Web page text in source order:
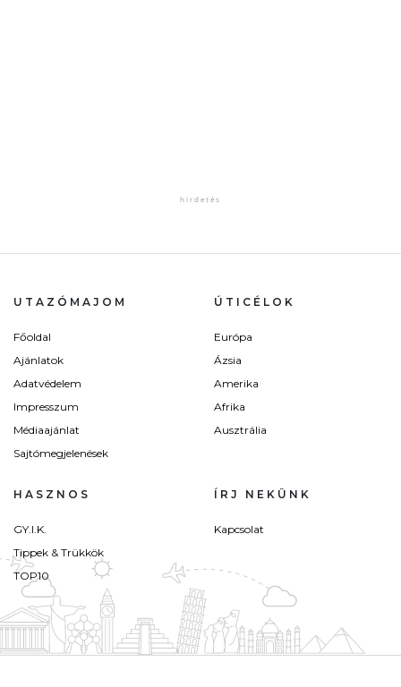
UTAZÓMAJOM
Főoldal
Ajánlatok
Adatvédelem
Impresszum
Médiaajánlat
Sajtómegjelenések
ÚTICÉLOK
Európa
Ázsia
Amerika
Afrika
Ausztrália
HASZNOS
GY.I.K.
Tippek & Trükkök
TOP10
ÍRJ NEKÜNK
Kapcsolat